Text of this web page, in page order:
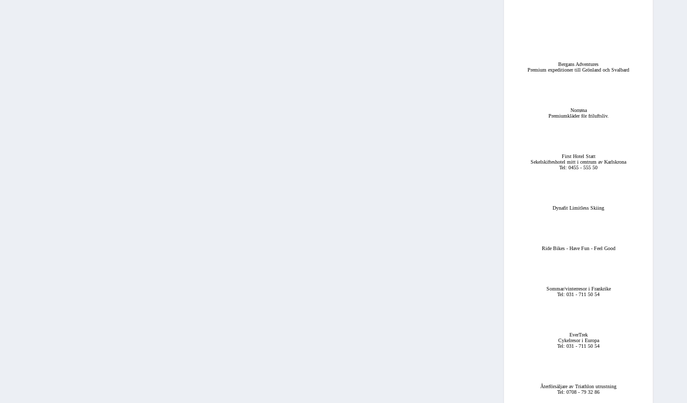
Bergans Adventures
Premium expeditioner till Grönland och Svalbard
Norrøna
Premiumkläder för friluftsliv.
First Hotel Statt
Sekelskifteshotel mitt i centrum av Karlskrona
Tel: 0455 - 555 50
Dynafit Limitless Skiing
Ride Bikes - Have Fun - Feel Good
Sommar/vinterresor i Frankrike
Tel: 031 - 711 50 54
EverTrek
Cykelresor i Europa
Tel: 031 - 711 50 54
Återförsäljare av Triathlon utrustning
Tel: 0708 - 79 32 86